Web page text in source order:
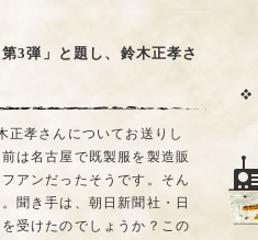
3弾」と題し、鈴木正孝さ
正孝さんについてお送りし
は名古屋で既製服を製造販
アンだったそうです。そん
聞き手は、朝日新聞社・日
受けたのでしょうか？この